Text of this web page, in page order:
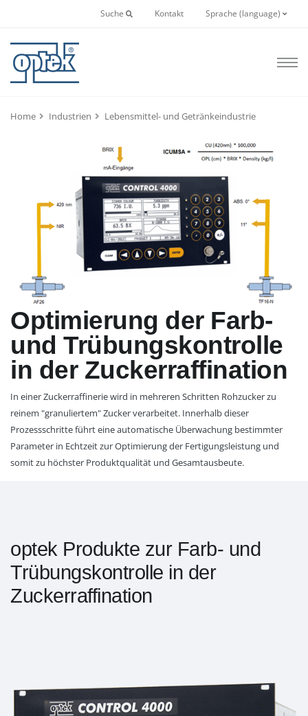
Suche Kontakt Sprache (language)
Home Industrien Lebensmittel- und Getränkeindustrie
Optimierung der Farb-
und Trübungskontrolle
in der Zuckerraffination
In einer Zuckerraffinerie wird in mehreren Schritten Rohzucker zu
reinem "granuliertem" Zucker verarbeitet. Innerhalb dieser
Prozessschritte führt eine automatische Überwachung bestimmter
Parameter in Echtzeit zur Optimierung der Fertigungsleistung und
somit zu höchster Produktqualität und Gesamtausbeute.
optek Produkte zur Farb- und
Trübungskontrolle in der
Zuckerraffination